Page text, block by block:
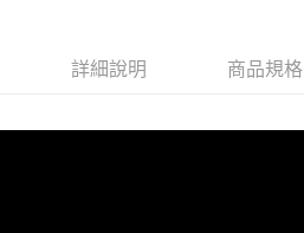
詳細說明 商品規格